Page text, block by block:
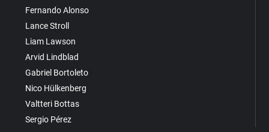
Fernando Alonso
Lance Stroll
Liam Lawson
Arvid Lindblad
Gabriel Bortoleto
Nico Hülkenberg
Valtteri Bottas
Sergio Pérez